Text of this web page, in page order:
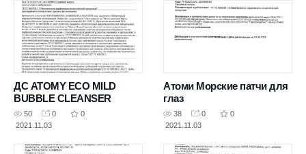
ДС ATOMY ECO MILD
BUBBLE CLEANSER
50 0
0
2021.11.03
Атоми Морские патчи для
глаз
38 0
0
2021.11.03